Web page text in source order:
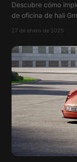
Descubre cómo
de oficina de hali
27 de enero de 2025